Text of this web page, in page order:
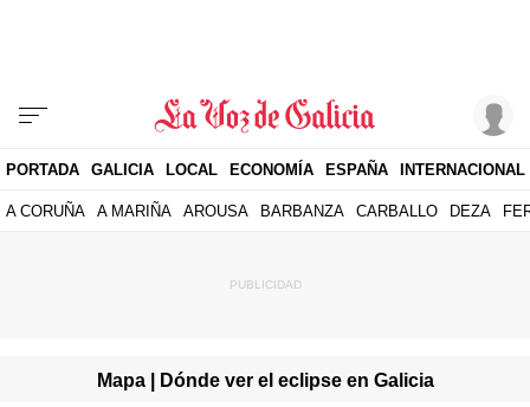
PORTADA GALICIA LOCAL ECONOMÍA ESPAÑA INTERNACIONAL
A CORUÑA A MARIÑA AROUSA BARBANZA CARBALLO DEZA
Mapa | Dónde ver el eclipse en Galicia